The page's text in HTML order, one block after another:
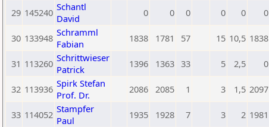
29 145240 Schantl
David
0 0 0 0 0 0
30 133948 Schramml
Fabian
1838 1781 57 15 10,5 1838
31 113260 Schrittwieser
Patrick
1396 1363 33 5 2,5 0
32 113936 Spirk Stefan
Prof. Dr.
2086 2085 1 3 1,5 2097
33 114052 Stampfer
Paul
1935 1928 7 3 2 1981